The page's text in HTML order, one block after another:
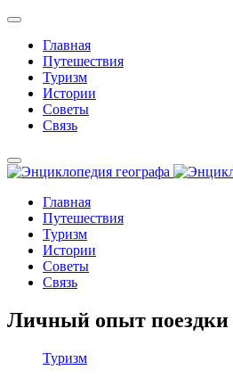
Главная
Путешествия
Туризм
Истории
Советы
Связь
Главная
Путешествия
Туризм
Истории
Советы
Связь
Личный опыт
Туризм